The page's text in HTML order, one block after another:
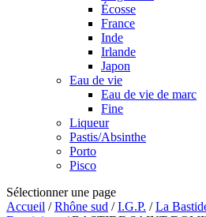
Écosse
France
Inde
Irlande
Japon
Eau de vie
Eau de vie de marc
Fine
Liqueur
Pastis/Absinthe
Porto
Pisco
Sélectionner une page
Accueil /Rhône sud /I.G.P. /La